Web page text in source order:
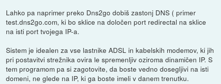
Lahko pa naprimer preko Dns2go dobiš zastonj DNS ( primer
test.dns2go.com, ki bo sklice na določen port redirectal na sklice
na isti port tvojega IP-a.
Sistem je idealen za vse lastnike ADSL in kabelskih modemov, ki jih
pri postavitvi strežnika ovira le spremenljiv oziroma dinamičen IP. S
tem programom pa si zagotovite, da boste vedno dosegljivi na isti
domeni, ne glede na IP, ki ga boste imeli v danem trenutku.